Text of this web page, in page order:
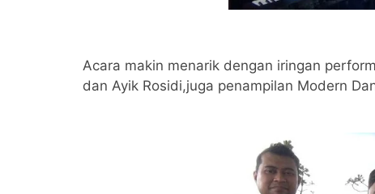
Acara makin menarik dengan iringan
dan Ayik Rosidi,juga penampilan Modern